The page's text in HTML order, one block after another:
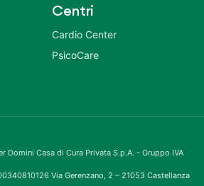
Centri
Cardio Center
PsicoCare
Casa di Cura Privata S.p.A. - Gruppo IVA
Via Gerenzano, 2 – 21053 Castellanza